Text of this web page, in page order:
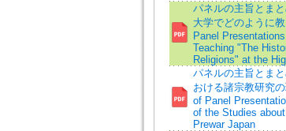
パネルの主旨とま
大学でどのように
Panel
Teaching "The
Religions" at the
パネルの主旨とま
おける諸宗教研究
of Panel
of the Studies
Prewar Japan